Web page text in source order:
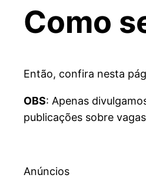
Como
Então, confira nesta
OBS: Apenas
publicações sobre
Anúncios